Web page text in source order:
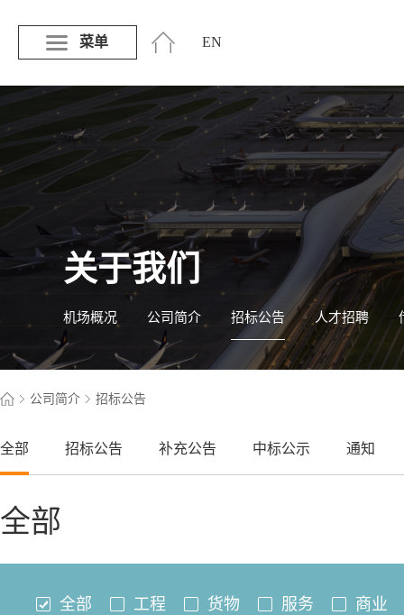
菜单 EN
关于我们
机场概况 公司简介 招标公告 人才招聘
公司简介 招标公告
全部 招标公告 补充公告 中标公示 通知
全部
全部 工程 货物 服务 商业